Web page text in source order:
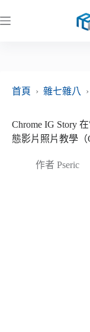
至
首頁
› 雜七雜八 ›
Chrome IG Story
態影片照片教學（
作者 Pseric